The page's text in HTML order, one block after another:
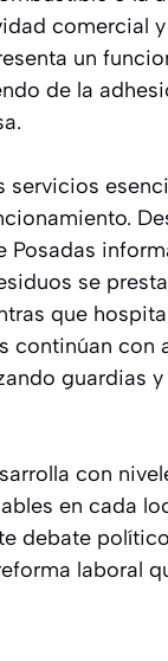
comercial y
un
de la
servicios
Posadas
se
que
continúan con
guardias
con
en cada
debate
laboral